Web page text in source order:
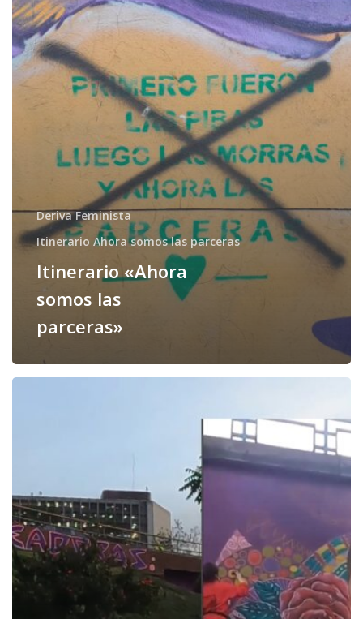
parceras»
Deriva Feminista
Itinerario Ahora somos las parceras
Itinerario «Ahora
somos las
parceras»